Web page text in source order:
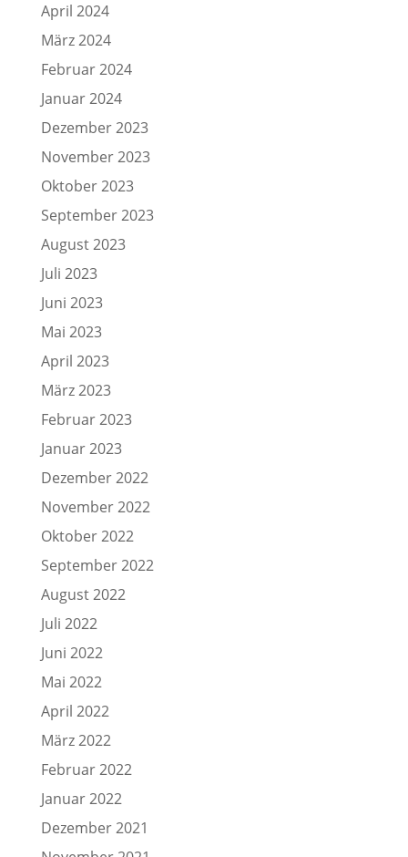
April 2024
März 2024
Februar 2024
Januar 2024
Dezember 2023
November 2023
Oktober 2023
September 2023
August 2023
Juli 2023
Juni 2023
Mai 2023
April 2023
März 2023
Februar 2023
Januar 2023
Dezember 2022
November 2022
Oktober 2022
September 2022
August 2022
Juli 2022
Juni 2022
Mai 2022
April 2022
März 2022
Februar 2022
Januar 2022
Dezember 2021